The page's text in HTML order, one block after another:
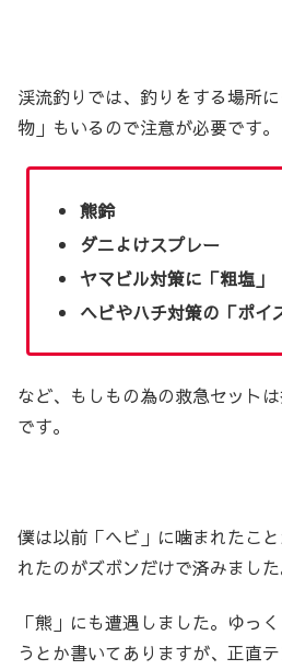
渓流釣りでは、釣りをする場所
物」もいるので注意が必要です。
熊鈴
ダニよけスプレー
ヤマビル対策に「粗塩」
ヘビやハチ対策の「ポイ
など、もしもの為の救急セット
です。
僕は以前「ヘビ」に噛まれたこ
れたのがズボンだけで済みました
「熊」にも遭遇しました。ゆっ
うとか書いてありますが、正直